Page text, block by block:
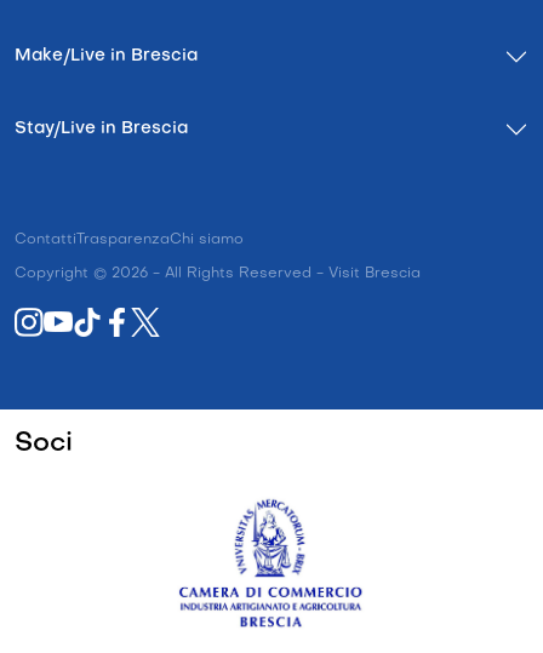
Make/Live in Brescia
Stay/Live in Brescia
Contatti TrasparenzaChi siamo
Copyright © 2026 - All Rights Reserved - Visit Brescia
Soci